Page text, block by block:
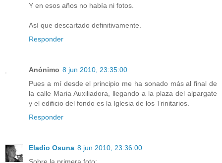
Y en esos años no había ni fotos.
Así que descartado definitivamente.
Responder
Anónimo 8 jun 2010, 23:35:00
Pues a mí desde el principio me ha sonado más al final de
la calle Maria Auxiliadora, llegando a la plaza del alpargate
y el edificio del fondo es la Iglesia de los Trinitarios.
Responder
Eladio Osuna 8 jun 2010, 23:36:00